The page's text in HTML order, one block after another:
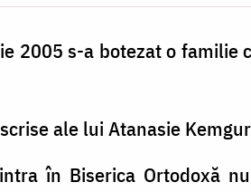
2005 s-a botezat o
ale lui Atanasie
în Biserica Ortodoxă